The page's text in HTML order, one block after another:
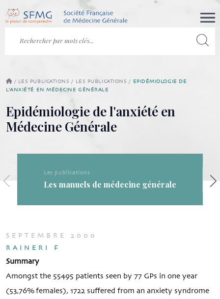
/ LES PUBLICATIONS / LES PUBLICATIONS / EPIDÉMIOLOGIE DE
L'ANXIÉTÉ EN MÉDECINE GÉNÉRALE
Epidémiologie de l'anxiété en
Médecine Générale
Les publications
Les manuels de médecine générale
Les
Les
SEPTEMBRE 2000
RAINERI F
Summary
Amongst the 55495 patients seen by 77 GPs in one year
(53,76% females), 1722 suffered from an anxiety syndrome